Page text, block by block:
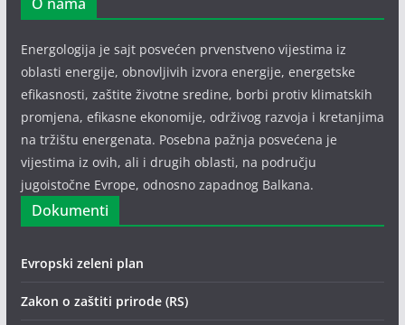
Energologija je sajt posvećen prvenstveno vijestima iz
oblasti energije, obnovljivih izvora energije, energetske
efikasnosti, zaštite životne sredine, borbi protiv klimatskih
promjena, efikasne ekonomije, održivog razvoja i kretanjima
na tržištu energenata. Posebna pažnja posvećena je
vijestima iz ovih, ali i drugih oblasti, na području
jugoistočne Evrope, odnosno zapadnog Balkana.
Dokumenti
Evropski zeleni plan
Zakon o zaštiti prirode (RS)